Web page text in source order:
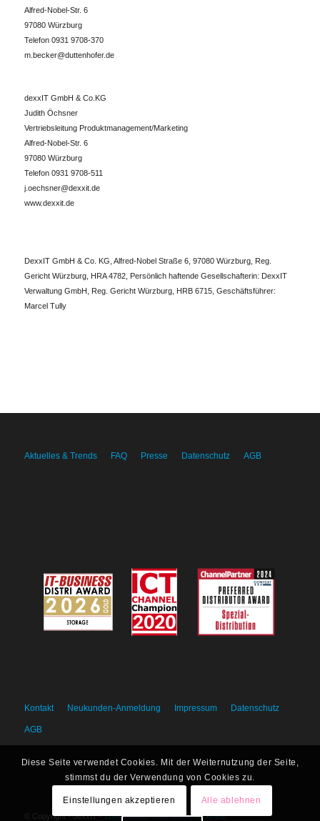
Alfred-Nobel-Str. 6
97080 Würzburg
Telefon 0931 9708-370
m.becker@duttenhofer.de
dexxIT GmbH & Co.KG
Judith Öchsner
Vertriebsleitung Produktmanagement/Marketing
Alfred-Nobel-Str. 6
97080 Würzburg
Telefon 0931 9708-511
j.oechsner@dexxit.de
www.dexxit.de
DexxIT GmbH & Co. KG, Alfred-Nobel Straße 6, 97080 Würzburg, Reg.
Gericht Würzburg, HRA 4782, Persönlich haftende Gesellschafterin: DexxIT
Verwaltung GmbH, Reg. Gericht Würzburg, HRB 6715, Geschäftsführer:
Marcel Tully
Aktuelles & Trends FAQ Presse Datenschutz AGB
Kontakt Neukunden-Anmeldung Impressum Datenschutz
AGB
© Copyright - dexxIT -Enfold WordPress Theme by Kriesi
Diese Seite verwendet Cookies. Mit der Weiternutzung der Seite,
stimmst du der Verwendung von Cookies zu.
Einstellungen akzeptieren Alle ablehnen